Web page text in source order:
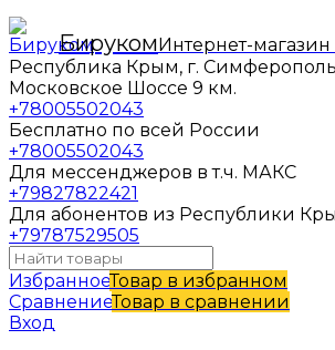
БирукомИнтернет-
Республика Крым, г.
Московское Шоссе 9 км.
+78005502043
Бесплатно по всей России
+78005502043
Для мессенджеров в т.ч. МАКС
+79827822421
Для абонентов из Республики
+79787529505
ИзбранноеТовар в избранном
СравнениеТовар в сравнении
Вход